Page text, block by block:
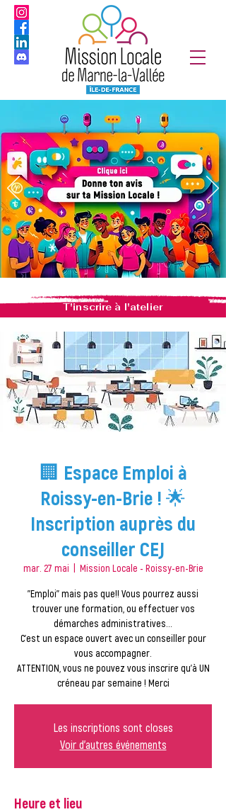
T'inscrire à l'atelier
🏢 Espace Emploi à
Roissy-en-Brie ! 🌟
Inscription auprès du
conseiller CEJ
mar. 27 mai Mission Locale - Roissy-en-Brie
''Emploi'' mais pas que!! Vous pourrez aussi
trouver une formation, ou effectuer vos
démarches administratives...
C'est un espace ouvert avec un conseiller pour
vous accompagner.
ATTENTION, vous ne pouvez vous inscrire qu'à UN
créneau par semaine ! Merci
Les inscriptions sont closes
Voir d'autres événements
Heure et lieu